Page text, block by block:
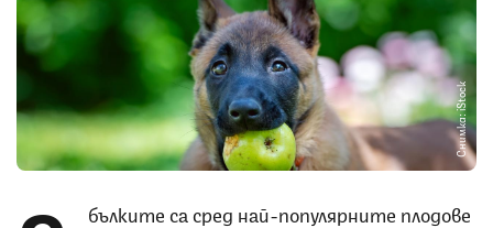
Снимка: iStock
бълките са сред най-популярните плодове